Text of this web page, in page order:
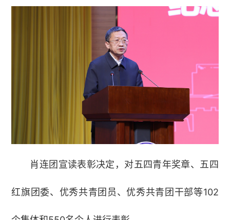
肖连团宣读表彰决定，对五四青年奖章、五四
红旗团委、优秀共青团员、优秀共青团干部等102